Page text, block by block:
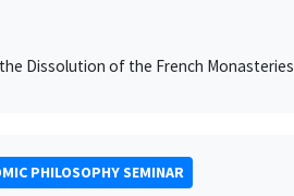
Dissolution of the French Monasteries
PHILOSOPHY SEMINAR